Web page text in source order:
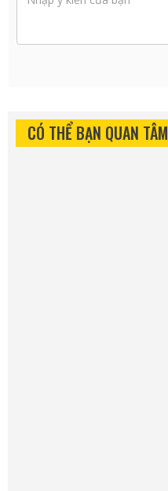
CÓ THỂ BẠN QUAN TÂM